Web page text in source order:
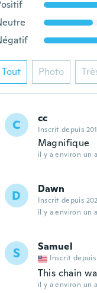
Tout Photo
C cc
Inscrit depuis
Magnifique
il y a environ un
D Dawn
Inscrit depuis
il y a environ un
S Samuel
Inscrit depuis
This chain
il y a environ un